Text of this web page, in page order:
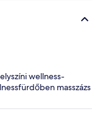
wellness-
masszázs